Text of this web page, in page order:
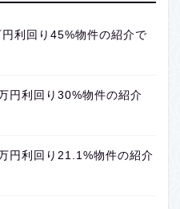
利回り45%物件の紹介で
円利回り30%物件の紹介
円利回り21.1%物件の紹介